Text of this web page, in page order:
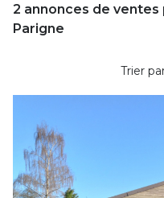
2 annonces de
Parigne
Trier